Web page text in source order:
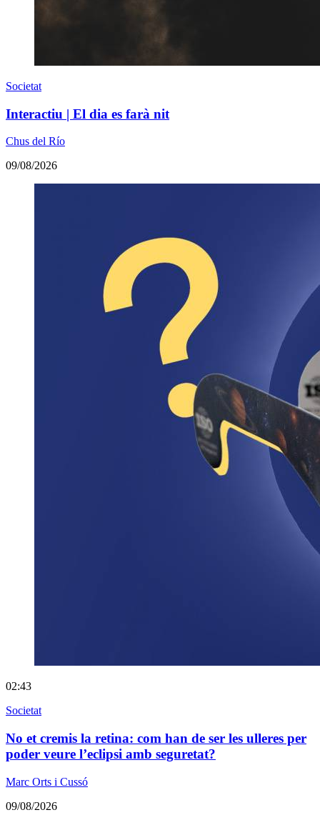
Societat
Interactiu | El dia es farà nit
Chus del Río
09/08/2026
02:43
Societat
No et cremis la retina: com han de ser les ulleres per
poder veure l’eclipsi amb seguretat?
Marc Orts i Cussó
09/08/2026